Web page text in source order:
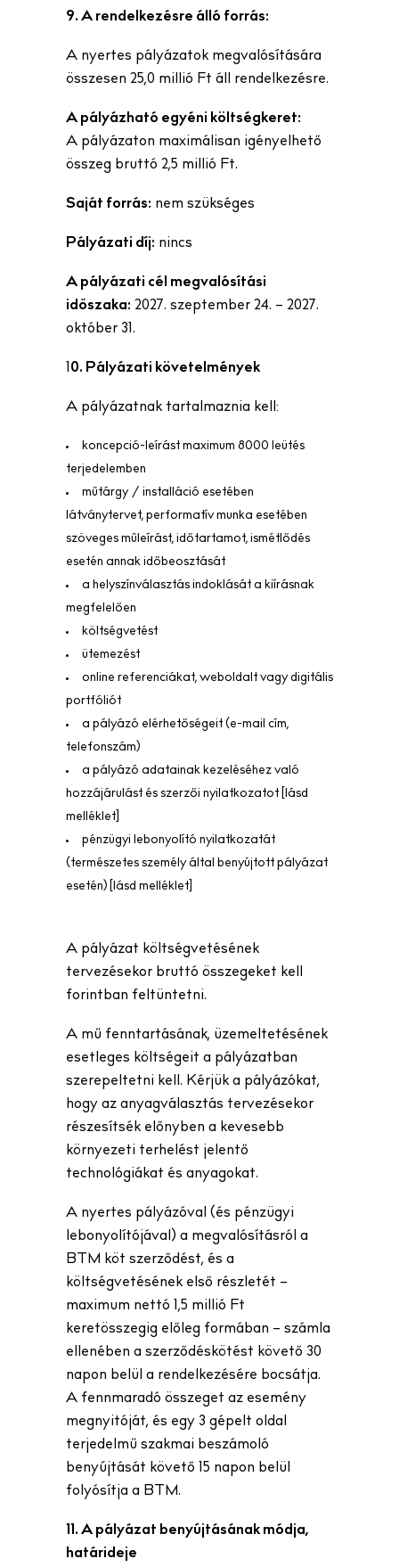
9. A rendelkezésre álló forrás:
A nyertes pályázatok megvalósítására
összesen 25,0 millió Ft áll rendelkezésre.
A pályázható egyéni költségkeret:
A pályázaton maximálisan igényelhető
összeg bruttó 2,5 millió Ft.
Saját forrás: nem szükséges
Pályázati díj: nincs
A pályázati cél megvalósítási
időszaka: 2027. szeptember 24. – 2027.
október 31.
0. Pályázati követelmények
A pályázatnak tartalmaznia kell:
koncepció-leírást maximum 8000 leütés
terjedelemben
műtárgy / installáció esetében
látványtervet, performatív munka esetében
szöveges műleírást, időtartamot, ismétlődés
esetén annak időbeosztását
a helyszínválasztás indoklását a kiírásnak
megfelelően
költségvetést
ütemezést
online referenciákat, weboldalt vagy digitális
portfóliót
a pályázó elérhetőségeit (e-mail cím,
telefonszám)
a pályázó adatainak kezeléséhez való
hozzájárulást és szerzői nyilatkozatot [lásd
melléklet]
pénzügyi lebonyolító nyilatkozatát
(természetes személy által benyújtott pályázat
esetén) [lásd melléklet]
A pályázat költségvetésének
tervezésekor bruttó összegeket kell
forintban feltüntetni.
A mű fenntartásának, üzemeltetésének
esetleges költségeit a pályázatban
szerepeltetni kell. Kérjük a pályázókat,
hogy az anyagválasztás tervezésekor
részesítsék előnyben a kevesebb
környezeti terhelést jelentő
technológiákat és anyagokat.
A nyertes pályázóval (és pénzügyi
lebonyolítójával) a megvalósításról a
BTM köt szerződést, és a
költségvetésének első részletét –
maximum nettó 1,5 millió Ft
keretösszegig előleg formában – számla
ellenében a szerződéskötést követő 30
napon belül a rendelkezésére bocsátja.
A fennmaradó összeget az esemény
megnyitóját, és egy 3 gépelt oldal
terjedelmű szakmai beszámoló
benyújtását követő 15 napon belül
folyósítja a BTM.
11. A pályázat benyújtásának módja,
határideje